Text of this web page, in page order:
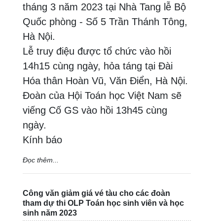
tháng 3 năm 2023 tại Nhà Tang lễ Bộ
Quốc phòng - Số 5 Trần Thánh Tông,
Hà Nội.
Lễ truy điệu được tổ chức vào hồi
14h15 cùng ngày, hỏa táng tại Đài
Hóa thân Hoàn Vũ, Văn Điển, Hà Nội.
Đoàn của Hội Toán học Việt Nam sẽ
viếng Cố GS vào hồi 13h45 cùng
ngày.
Kính báo
Đọc thêm...
Công văn giảm giá vé tàu cho các đoàn
tham dự thi OLP Toán học sinh viên và học
sinh năm 2023